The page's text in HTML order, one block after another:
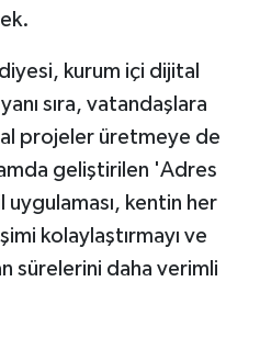
kurum içi dijital
sıra, vatandaşlara
projeler üretmeye de
geliştirilen 'Adres
kentin her
kolaylaştırmayı ve
sürelerini daha verimli